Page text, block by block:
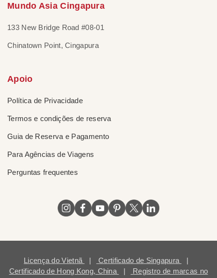
Mundo Asia Cingapura
133 New Bridge Road #08-01
Chinatown Point, Cingapura
Apoio
Política de Privacidade
Termos e condições de reserva
Guia de Reserva e Pagamento
Para Agências de Viagens
Perguntas frequentes
Licença do Vietnã | Certificado de Singapura
|
Certificado de Hong Kong, China
|
Registro de marcas no